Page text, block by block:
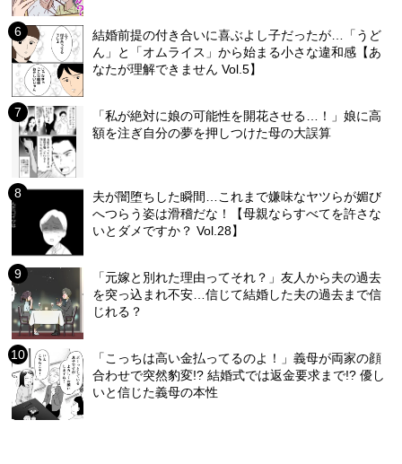
結婚前提の付き合いに喜ぶよし子だったが…「うど
ん」と「オムライス」から始まる小さな違和感【あ
なたが理解できません Vol.5】
「私が絶対に娘の可能性を開花させる…！」娘に高
額を注ぎ自分の夢を押しつけた母の大誤算
夫が闇堕ちした瞬間…これまで嫌味なヤツらが媚び
へつらう姿は滑稽だな！【母親ならすべてを許さな
いとダメですか？ Vol.28】
「元嫁と別れた理由ってそれ？」友人から夫の過去
を突っ込まれ不安…信じて結婚した夫の過去まで信
じれる？
「こっちは高い金払ってるのよ！」義母が両家の顔
合わせで突然豹変!? 結婚式では返金要求まで!? 優し
いと信じた義母の本性